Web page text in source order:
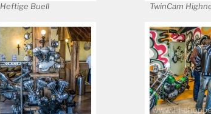
Heftige Buell TwinCam